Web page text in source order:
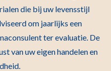
die bij uw levensstijl
om jaarlijks een
ter evaluatie. De
van uw eigen handelen en